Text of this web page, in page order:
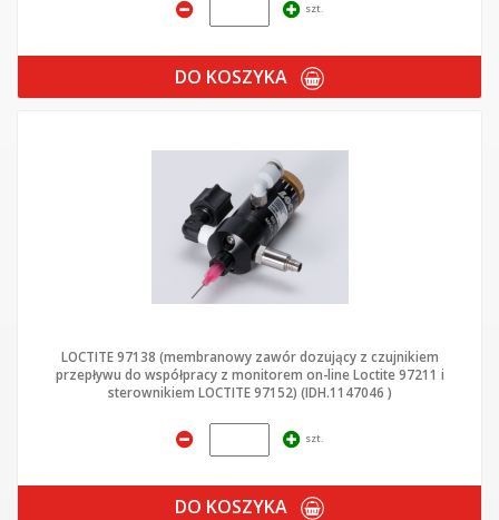
szt.
DO KOSZYKA
LOCTITE 97138 (membranowy zawór dozujący z czujnikiem
przepływu do współpracy z monitorem on-line Loctite 97211 i
sterownikiem LOCTITE 97152) (IDH.1147046 )
szt.
DO KOSZYKA